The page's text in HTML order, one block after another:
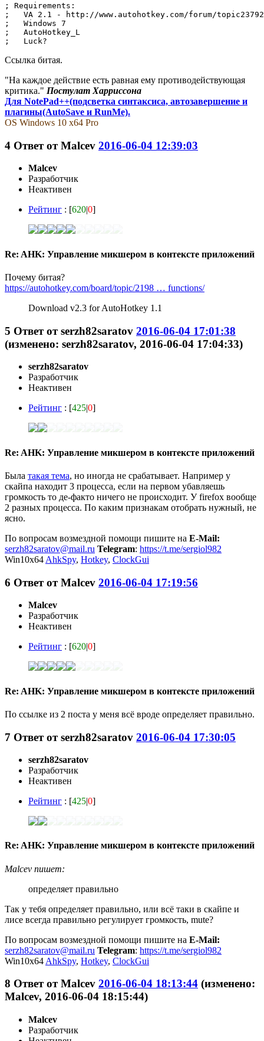
; Requirements:
;   VA 2.1 - http://www.autohotkey.com/forum/
;   Windows 7
;   AutoHotkey_L
;   Luck?
Ссылка битая.
"На каждое действие есть равная ему противодействующая
критика." Постулат Харриссона
Для NotePad++(подсветка синтаксиса, автозавершение и
плагины(AutoSave и RunMe).
OS Windows 10 x64 Pro
4 Ответ отMalcev 2016-06-04 12:39:03
Malcev
Разработчик
Неактивен
Рейтинг : [620|0]
Re: AHK: Управление микшером в контексте приложений
Почему битая?
https://autohotkey.com/board/topic/2198 … functions/
Download v2.3 for AutoHotkey 1.1
5 Ответ отserzh82saratov 2016-06-04 17:01:38
(изменено: serzh82saratov, 2016-06-04 17:04:33)
serzh82saratov
Разработчик
Неактивен
Рейтинг : [425|0]
Re: AHK: Управление микшером в контексте приложений
Была такая тема, но иногда не срабатывает. Например у
скайпа находит 3 процесса, если на первом убавляешь
громкость то де-факто ничего не происходит. У firefox вообще
2 разных процесса. По каким признакам отобрать нужный, не
ясно.
По вопросам возмездной помощи пишите на E-Mail:
serzh82saratov@mail.ru Telegram: https://t.me/sergiol982
Win10x64 AhkSpy, Hotkey, ClockGui
6 Ответ отMalcev 2016-06-04 17:19:56
Malcev
Разработчик
Неактивен
Рейтинг : [620|0]
Re: AHK: Управление микшером в контексте приложений
По ссылке из 2 поста у меня всё вроде определяет правильно.
7 Ответ отserzh82saratov 2016-06-04 17:30:05
serzh82saratov
Разработчик
Неактивен
Рейтинг : [425|0]
Re: AHK: Управление микшером в контексте приложений
Malcev пишет:
определяет правильно
Так у тебя определяет правильно, или всё таки в скайпе и
лисе всегда правильно регулирует громкость, mute?
По вопросам возмездной помощи пишите на E-Mail:
serzh82saratov@mail.ru Telegram: https://t.me/sergiol982
Win10x64 AhkSpy, Hotkey, ClockGui
8 Ответ отMalcev 2016-06-04 18:13:44 (изменено:
Malcev, 2016-06-04 18:15:44)
Malcev
Разработчик